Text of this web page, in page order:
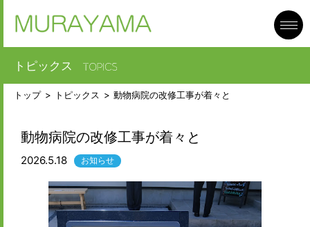
トピックス
トップ トピックス 動物病院の改修工事が着々と
動物病院の改修工事が着々と
2026.5.18 お知らせ